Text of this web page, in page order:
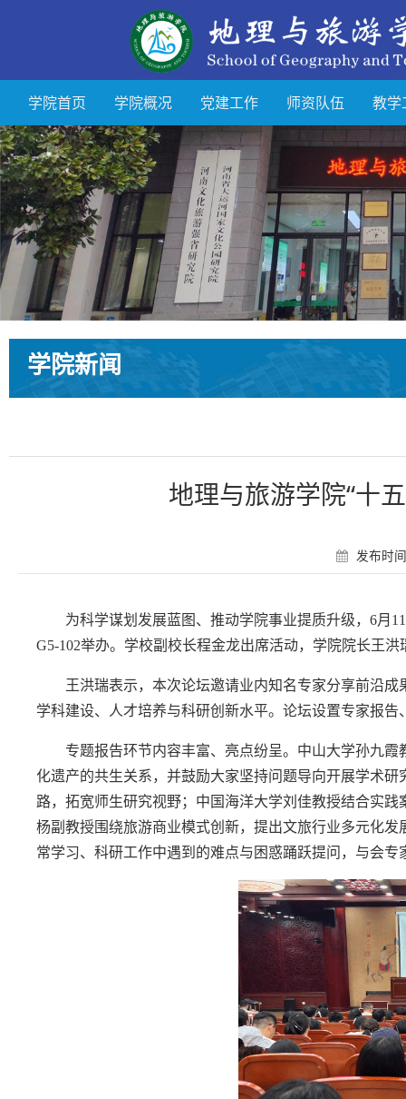
学院首页 学院概况 党建工作 师资队伍 教学
学院新闻
地理与旅游学院“十
发布时
为科学谋划发展蓝图、推动学院事业提质升级， 6月
G5-102举办。学校副校长程金龙出席活动，学院院长王
王洪瑞表示，本次论坛邀请业内知名专家分享前沿成
学科建设、人才培养与科研创新水平。论坛设置专家报
专题报告环节内容丰富、亮点纷呈。中山大学孙九霞
化遗产的共生关系，并鼓励大家坚持问题导向开展学术研
路，拓宽师生研究视野；中国海洋大学刘佳教授结合实
杨副教授围绕旅游商业模式创新，提出文旅行业多元化发
常学习、科研工作中遇到的难点与困惑踊跃提问，与会专